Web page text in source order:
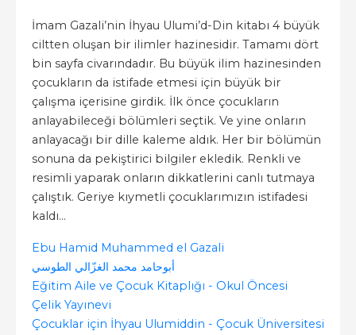
İmam Gazali’nin İhyau Ulumi’d-Din kitabı 4 büyük
ciltten oluşan bir ilimler hazinesidir. Tamamı dört
bin sayfa civarındadır. Bu büyük ilim hazinesinden
çocukların da istifade etmesi için büyük bir
çalışma içerisine girdik. İlk önce çocukların
anlayabileceği bölümleri seçtik. Ve yine onların
anlayacağı bir dille kaleme aldık. Her bir bölümün
sonuna da pekiştirici bilgiler ekledik. Renkli ve
resimli yaparak onların dikkatlerini canlı tutmaya
çalıştık. Geriye kıymetli çocuklarımızın istifadesi
kaldı...
Ebu Hamid Muhammed el Gazali
أبوحامد محمد الغزّالي الطوسي
Eğitim Aile ve Çocuk Kitaplığı - Okul Öncesi
Çelik Yayınevi
Çocuklar için İhyau Ulumiddin - Çocuk Üniversitesi